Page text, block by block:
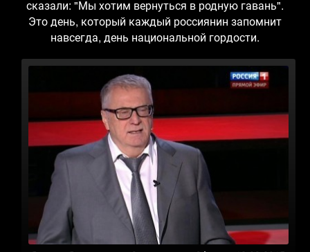
сказали: "Мы хотим вернуться в родную гавань".
Это день, который каждый россиянин запомнит
навсегда, день национальной гордости.